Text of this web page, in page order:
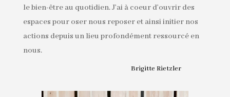
le bien-être au quotidien. J’ai à coeur d’ouvrir des
espaces pour oser nous reposer et ainsi initier nos
actions depuis un lieu profondément ressourcé en
nous.
Brigitte Rietzler